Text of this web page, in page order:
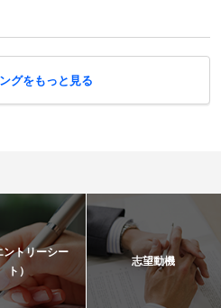
グをもっと見る
ントリーシー
ト）
志望動機